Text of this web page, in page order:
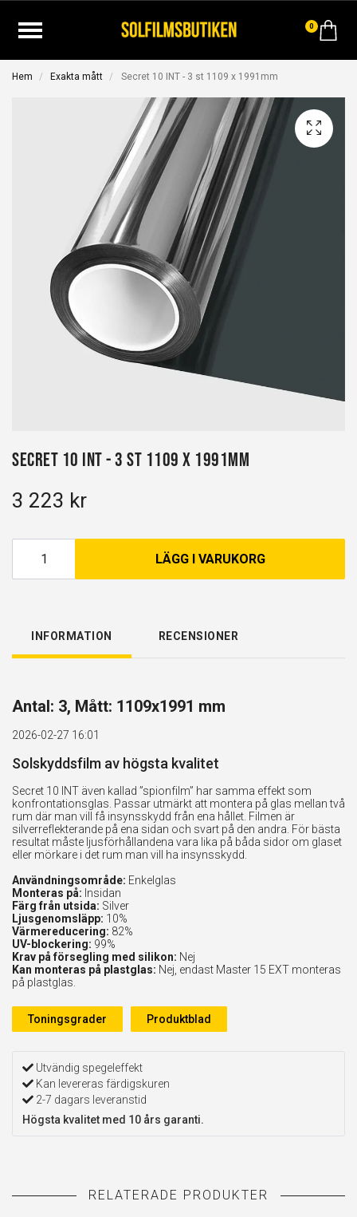
0
Hem Exakta mått Secret 10 INT - 3 st 1109 x 1991mm
Secret 10 INT - 3 st 1109 x 1991mm
3 223 kr
LÄGG I VARUKORG
INFORMATION RECENSIONER
Antal: 3, Mått: 1109x1991 mm
2026-02-27 16:01
Solskyddsfilm av högsta kvalitet
Secret 10 INT även kallad ”spionfilm” har samma effekt som
konfrontationsglas. Passar utmärkt att montera på glas mellan två
rum där man vill få insynsskydd från ena hållet. Filmen är
silverreflekterande på ena sidan och svart på den andra. För bästa
resultat måste ljusförhållandena vara lika på båda sidor om glaset
eller mörkare i det rum man vill ha insynsskydd.
Användningsområde: Enkelglas
Monteras på: Insidan
Färg från utsida: Silver
Ljusgenomsläpp: 10%
Värmereducering: 82%
UV-blockering: 99%
Krav på försegling med silikon: Nej
Kan monteras på plastglas: Nej, endast Master 15 EXT monteras
på plastglas.
Toningsgrader Produktblad
Utvändig spegeleffekt
Kan levereras färdigskuren
2-7 dagars leveranstid
Högsta kvalitet med 10 års garanti.